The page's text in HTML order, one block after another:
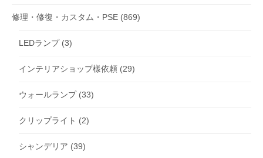
修理・修復・カスタム・PSE (869)
LEDランプ(3)
インテリアショップ樣依頼 (29)
ウォールランプ(33)
クリップライト (2)
シャンデリア (39)